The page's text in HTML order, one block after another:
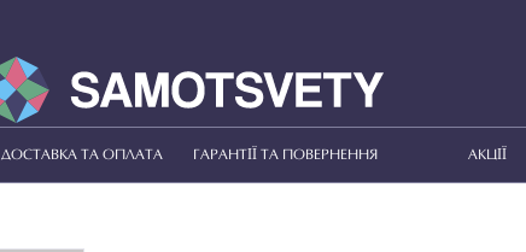
ДОСТАВКА ТА ОПЛАТА ГАРАНТІЇ ТА ПОВЕРНЕННЯ АКЦІЇ